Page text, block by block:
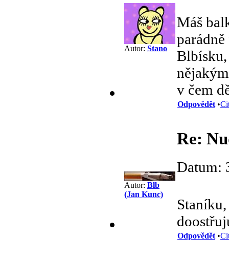
Autor: Stano
Máš
Blbísku,
v čem
Odpovědět •
Autor: Blb
(Jan Kunc)
Re:
Datum:
Odpovědět •